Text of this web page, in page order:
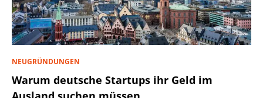
NEUGRÜNDUNGEN
Warum deutsche Startups ihr Geld im